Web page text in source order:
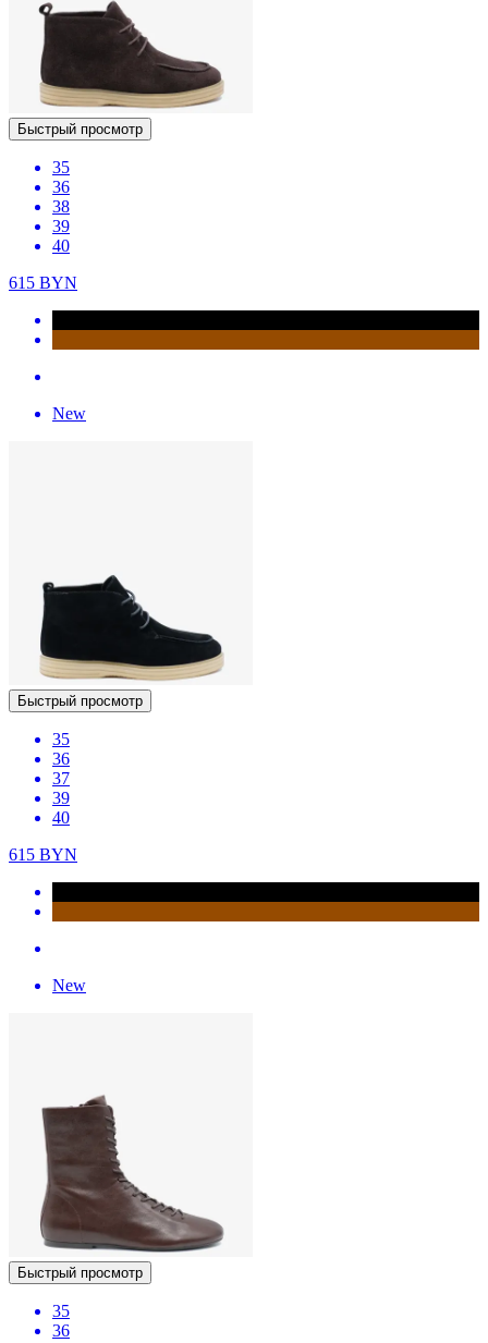
Быстрый просмотр
35
36
38
39
40
615 BYN
New
Быстрый просмотр
35
36
37
39
40
615 BYN
New
Быстрый просмотр
35
36